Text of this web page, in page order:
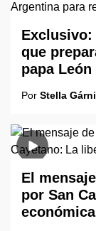
que
papa León
Por Stella
El
por San